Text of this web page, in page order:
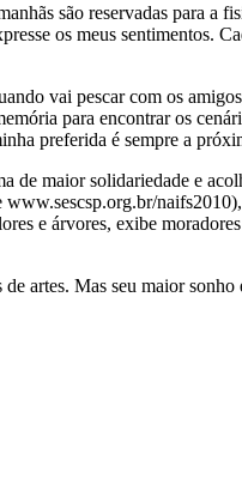
são reservadas para a
os meus sentimentos.
vai pescar com os
para encontrar os
preferida é sempre a
maior solidariedade e
e árvores, exibe
artes. Mas seu maior